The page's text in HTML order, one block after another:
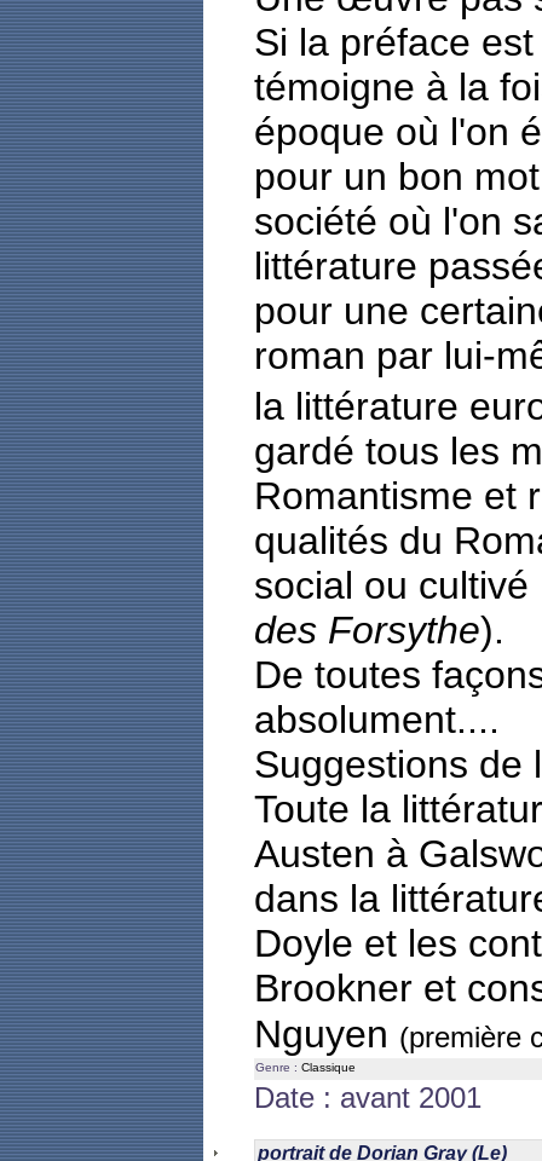
Si la préface
témoigne à la
époque où l'on
pour un bon
société où l'on
littérature
pour une
roman par lui-
la littérature
gardé tous les
Romantisme et
qualités du
social ou
des Forsythe).
De toutes
absolument....
Suggestions de
Toute la
Austen à
dans la
Doyle et les
Brookner et
Nguyen (première
Genre : Classique
Date : avant 2001
portrait de Dorian Gray (Le)